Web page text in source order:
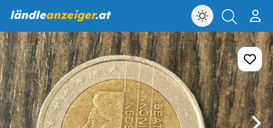
ländleanzeiger.at